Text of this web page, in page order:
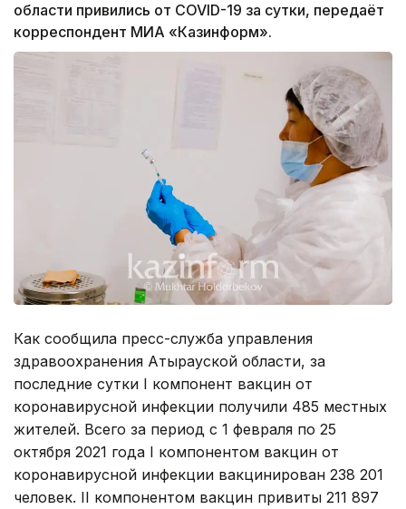
области привились от COVID-19 за сутки, передаёт
корреспондент МИА «Казинформ».
Как сообщила пресс-служба управления
здравоохранения Атырауской области, за
последние сутки I компонент вакцин от
коронавирусной инфекции получили 485 местных
жителей. Всего за период с 1 февраля по 25
октября 2021 года I компонентом вакцин от
коронавирусной инфекции вакцинирован 238 201
человек. II компонентом вакцин привиты 211 897